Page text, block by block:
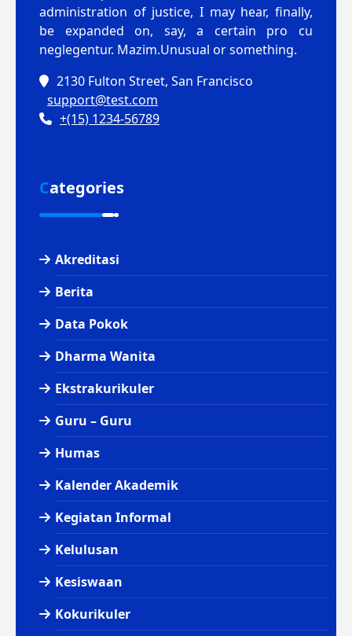
administration of justice, I may hear, finally,
be expanded on, say, a certain pro cu
neglegentur. Mazim.Unusual or something.
2130 Fulton Street, San Francisco
support@test.com
+(15) 1234-56789
Categories
Akreditasi
Berita
Data Pokok
Dharma Wanita
Ekstrakurikuler
Guru – Guru
Humas
Kalender Akademik
Kegiatan Informal
Kelulusan
Kesiswaan
Kokurikuler